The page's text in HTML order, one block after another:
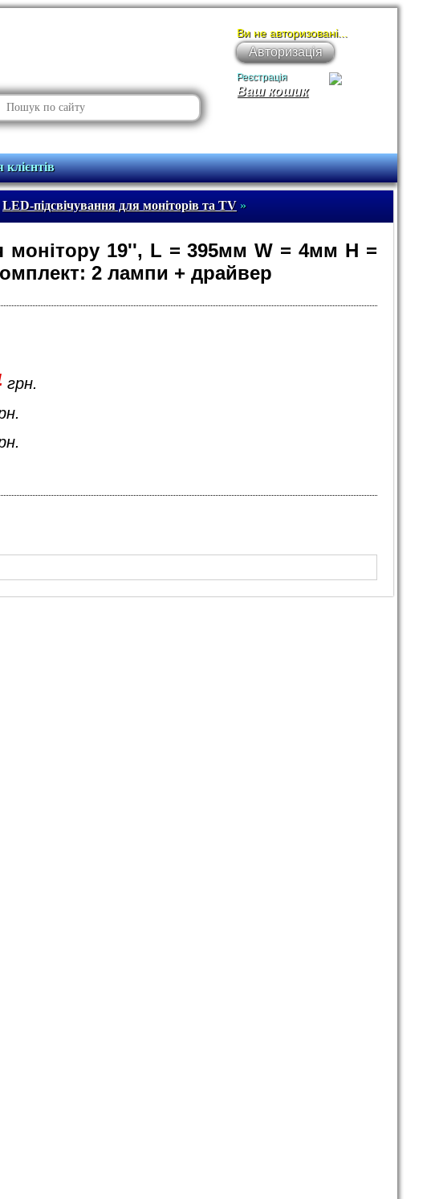
Ваш кошик
Ви не авторизовані...
Авторизація
Реєстрація
клієнтів
LED-підсвічування для моніторів та TV»
монітору 19'', L = 395мм W = 4мм H =
2 лампи + драйвер
грн.